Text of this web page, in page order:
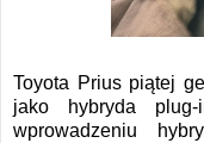
Toyota Prius piątej
jako hybryda
wprowadzeniu